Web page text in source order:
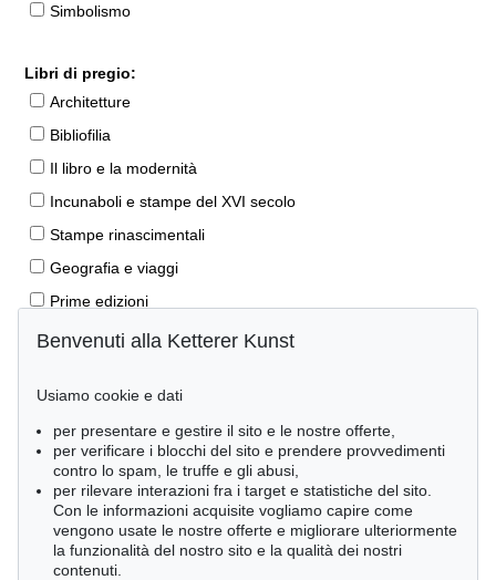
Simbolismo
Libri di pregio:
Architetture
Bibliofilia
Il libro e la modernità
Incunaboli e stampe del XVI secolo
Stampe rinascimentali
Geografia e viaggi
Prime edizioni
Manoscritti antichi
Libri per bambini
Lifestyle
Pietre miliari delle scienze naturali
Letteratura classica
Economia e diritto
Meraviglie della natura
Benvenuti alla Ketterer Kunst
Usiamo cookie e dati
per presentare e gestire il sito e le nostre offerte,
per verificare i blocchi del sito e prendere provvedimenti
contro lo spam, le truffe e gli abusi,
per rilevare interazioni fra i target e statistiche del sito.
Con le informazioni acquisite vogliamo capire come
vengono usate le nostre offerte e migliorare ulteriormente
la funzionalità del nostro sito e la qualità dei nostri
contenuti.